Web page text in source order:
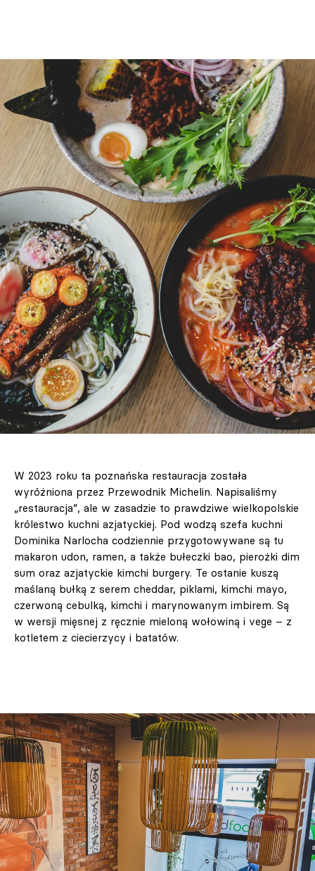
W 2023 roku ta poznańska restauracja została
wyróżniona przez Przewodnik Michelin. Napisaliśmy
„restauracja”, ale w zasadzie to prawdziwe wielkopolskie
królestwo kuchni azjatyckiej. Pod wodzą szefa kuchni
Dominika Narlocha codziennie przygotowywane są tu
makaron udon, ramen, a także bułeczki bao, pierożki dim
sum oraz azjatyckie kimchi burgery. Te ostanie kuszą
maślaną bułką z serem cheddar, piklami, kimchi mayo,
czerwoną cebulką, kimchi i marynowanym imbirem. Są
w wersji mięsnej z ręcznie mieloną wołowiną i vege – z
kotletem z ciecierzycy i batatów.